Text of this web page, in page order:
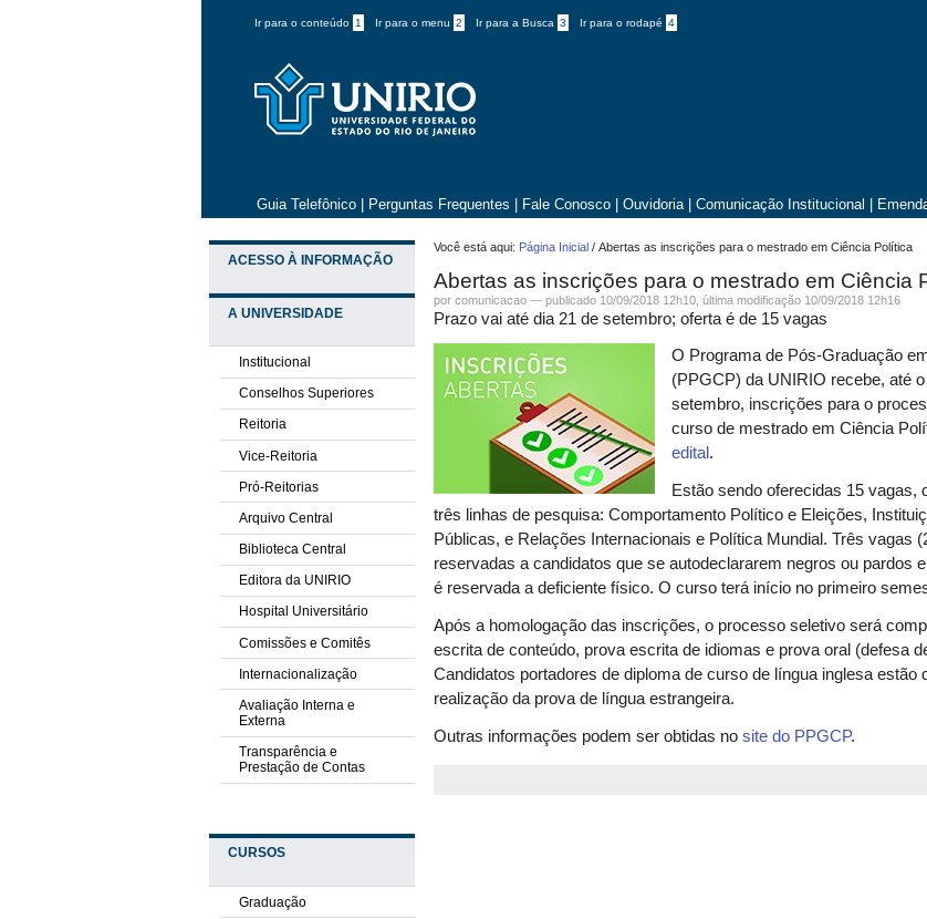
Ir para o conteúdo 1 Ir para o menu 2 Ir para a Busca 3 Ir para o rodapé 4
Guia Telefônico Perguntas Frequentes Fale Conosco Ouvidoria Comunicação Institucional
ACESSO À INFORMAÇÃO
A UNIVERSIDADE
Institucional
Conselhos Superiores
Reitoria
Vice-Reitoria
Pró-Reitorias
Arquivo Central
Biblioteca Central
Editora da UNIRIO
Hospital Universitário
Comissões e Comitês
Internacionalização
Avaliação Interna e
Externa
Transparência e
Prestação de Contas
CURSOS
Graduação
Você está aqui: Página Inicial /Abertas as inscrições para o mestrado em Ciência Política
Abertas as inscrições para o mestrado em Ciência
por comunicacao —publicado 10/09/2018 12h10,última modificação 10/09/2018 12h16
Prazo vai até dia 21 de setembro; oferta é de 15 vagas
O Programa de Pós-Graduação
(PPGCP) da UNIRIO recebe, até
setembro, inscrições para o
curso de mestrado em Ciência
edital.
Estão sendo oferecidas 15 vagas,
três linhas de pesquisa: Comportamento Político e Eleições,
Públicas, e Relações Internacionais e Política Mundial. Três vagas
reservadas a candidatos que se autodeclararem negros ou pardos
é reservada a deficiente físico. O curso terá início no primeiro
Após a homologação das inscrições, o processo seletivo será
escrita de conteúdo, prova escrita de idiomas e prova oral (defesa
Candidatos portadores de diploma de curso de língua inglesa estão
realização da prova de língua estrangeira.
Outras informações podem ser obtidas nosite do PPGCP.